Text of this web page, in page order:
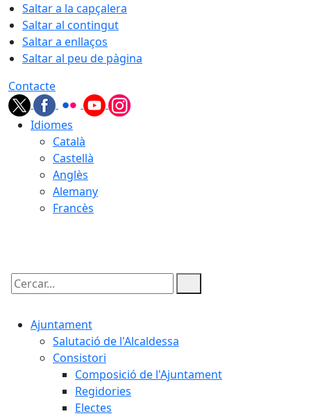
Saltar a la capçalera
Saltar al contingut
Saltar a enllaços
Saltar al peu de pàgina
Contacte
Idiomes
Català
Castellà
Anglès
Alemany
Francès
Cercar:
Ajuntament
Salutació de l'Alcaldessa
Consistori
Composició de l'Ajuntament
Regidories
Electes